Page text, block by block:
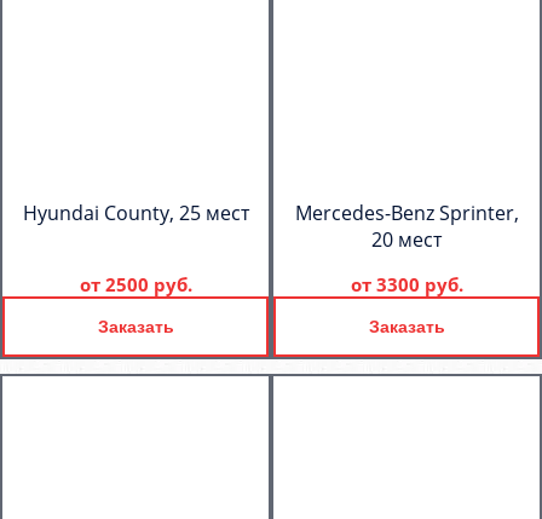
Hyundai County, 25 мест
от 2500 руб.
Заказать
Mercedes-Benz Sprinter,
20 мест
от 3300 руб.
Заказать